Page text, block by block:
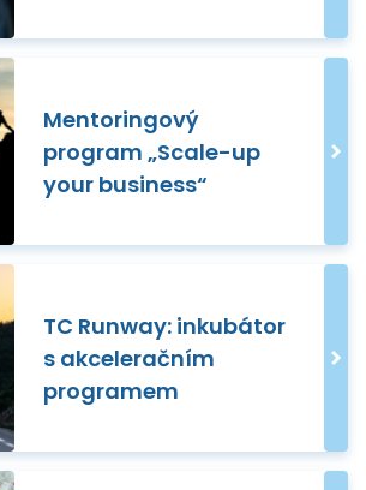
Mentoringový
program „Scale-up
your business“
TC Runway: inkubátor
s akceleračním
programem